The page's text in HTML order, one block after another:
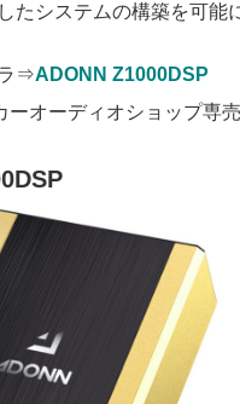
たシステムの構築を可能
⇒ADONN Z1000DSP
オーディオショップ専